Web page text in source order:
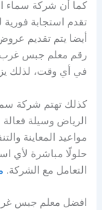
كما أن شركة سماء
تقدم استجابة
أيضا يتم تقديم
رقم معلم جبس غرب
في أي وقت، لذلك
كذلك تهتم شركة
الرياض وسيلة فعالة
مواعيد المعاينة
حلولًا مباشرة لأي
التعامل مع الشركة.
افضل معلم جبس